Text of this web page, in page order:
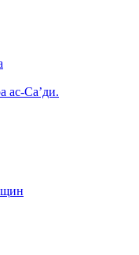
ас-Са’ди.